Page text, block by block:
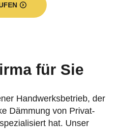
für Sie
Handwerksbetrieb, der
Dämmung von Privat-
hat. Unser